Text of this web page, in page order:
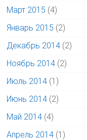
Март 2015 (4)
Январь 2015 (2)
Декабрь 2014 (2)
Ноябрь 2014 (2)
Июль 2014 (1)
Июнь 2014 (2)
Май 2014 (4)
Апрель 2014 (1)